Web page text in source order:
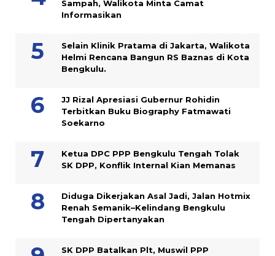
Sampah, Walikota Minta Camat
Informasikan
Selain Klinik Pratama di Jakarta, Walikota
Helmi Rencana Bangun RS Baznas di Kota
Bengkulu.
JJ Rizal Apresiasi Gubernur Rohidin
Terbitkan Buku Biography Fatmawati
Soekarno
Ketua DPC PPP Bengkulu Tengah Tolak
SK DPP, Konflik Internal Kian Memanas
Diduga Dikerjakan Asal Jadi, Jalan Hotmix
Renah Semanik–Kelindang Bengkulu
Tengah Dipertanyakan
SK DPP Batalkan Plt, Muswil PPP